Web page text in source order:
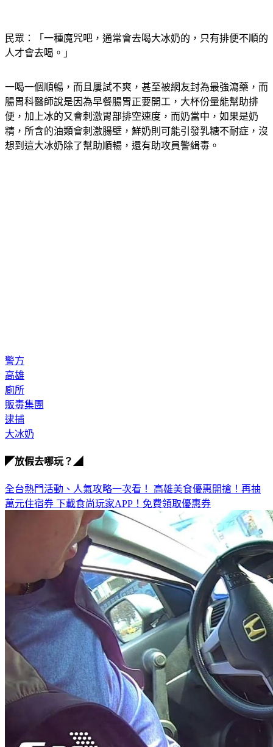
民眾：「一種魔咒吧，通常會去喝大冰奶的，只有排便不順的
人才會去喝。」
一喝一個順暢，而且屢試不爽，甚至被網友封為最強瀉藥，而
腸胃科醫師說是因為早餐腸胃正要開工，大杯份量能幫助排
便，加上冰的又會刺激胃部排空速度，而奶當中，如果是奶
精，所含的油類會刺激腸壁，鮮奶則可能引發乳糖不耐症，沒
想到這大冰奶除了幫助順暢，還有助攻員警緝毒。
警方
高雄
廁所
販毒集團
逮捕
大冰奶
◤放假去哪玩？◢
全台熱門活動、人氣攻略一次看！ 高雄美食優惠開搶！再抽
萬元住宿券 下載食尚玩家APP！免費領取優惠券